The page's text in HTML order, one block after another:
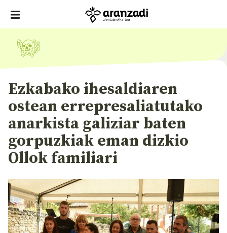
Ezkabako ihesaldiaren
ostean errepresaliatutako
anarkista galiziar baten
gorpuzkiak eman dizkio
Ollok familiari